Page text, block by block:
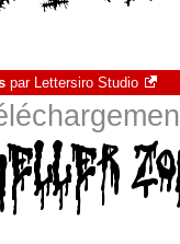
par Lettersiro Studio